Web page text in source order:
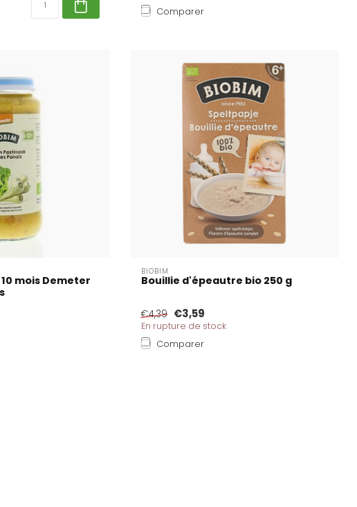
Comparer
mois Demeter
BIOBIM
Bouillie d'épeautre bio 250 g
€4,39 €3,59
En rupture de stock
Comparer